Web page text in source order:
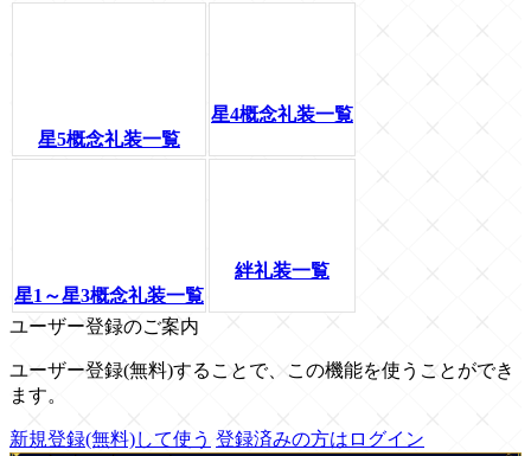
星5概念礼装一覧
星4概念礼装一覧
星1～星3概念礼装一覧
絆礼装一覧
ユーザー登録のご案内
ユーザー登録(無料)することで、この機能を使うことができ
ます。
新規登録(無料)して使う 登録済みの方はログイン